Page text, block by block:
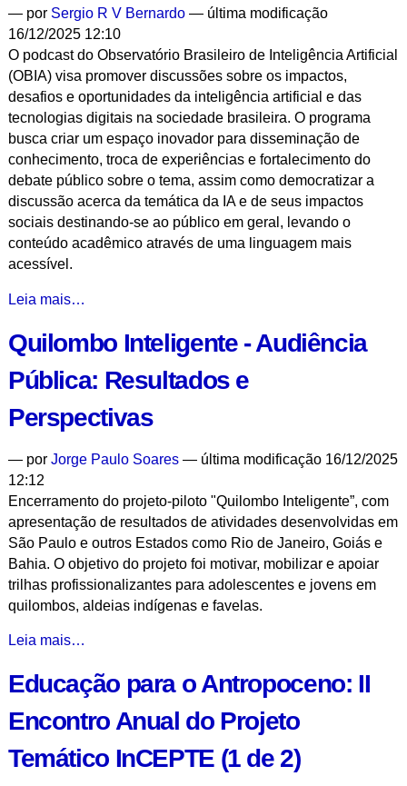
— por Sergio R V Bernardo— última modificação
16/12/2025 12:10
O podcast do Observatório Brasileiro de Inteligência Artificial
(OBIA) visa promover discussões sobre os impactos,
desafios e oportunidades da inteligência artificial e das
tecnologias digitais na sociedade brasileira. O programa
busca criar um espaço inovador para disseminação de
conhecimento, troca de experiências e fortalecimento do
debate público sobre o tema, assim como democratizar a
discussão acerca da temática da IA e de seus impactos
sociais destinando-se ao público em geral, levando o
conteúdo acadêmico através de uma linguagem mais
acessível.
Pré-
do
Podcast
do
Brasileiro
Inteligência
Artificial
-
Leia mais…
Quilombo Inteligente - Audiência
Pública: Resultados e
Perspectivas
— por Jorge Paulo Soares— última modificação 16/12/2025
12:12
Encerramento do projeto-piloto "Quilombo Inteligente”, com
apresentação de resultados de atividades desenvolvidas em
São Paulo e outros Estados como Rio de Janeiro, Goiás e
Bahia. O objetivo do projeto foi motivar, mobilizar e apoiar
trilhas profissionalizantes para adolescentes e jovens em
quilombos, aldeias indígenas e favelas.
Quilombo
Pública:
e
Leia mais…
Educação para o Antropoceno: II
Encontro Anual do Projeto
Temático InCEPTE (1 de 2)